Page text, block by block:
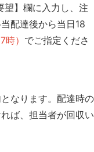
】欄に入力し、注
配達後から当日18
） でご指定くださ
なります。配達時の
ば、担当者が回収い